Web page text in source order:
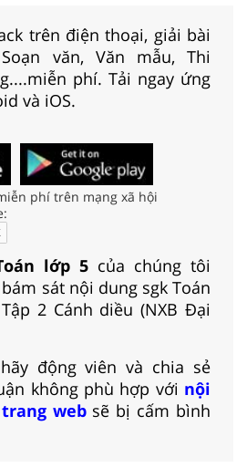
trên điện thoại, giải bài
văn, Văn mẫu, Thi
phí. Tải ngay ứng
và iOS.
phí trên mạng xã hội
lớp 5 của chúng tôi
sát nội dung sgk Toán
2 Cánh diều (NXB Đại
động viên và chia sẻ
không phù hợp với nội
websẽ bị cấm bình